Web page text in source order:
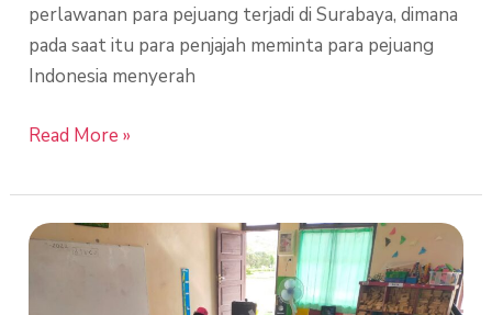
perlawanan para pejuang terjadi di Surabaya, dimana
pada saat itu para penjajah meminta para pejuang
Indonesia menyerah
Read More »
Perayaan